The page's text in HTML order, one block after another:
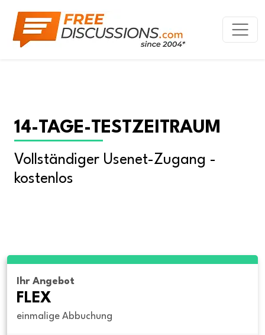
14-TAGE-TESTZEITRAUM
Vollständiger Usenet-Zugang -
kostenlos
Ihr Angebot
FLEX
einmalige Abbuchung